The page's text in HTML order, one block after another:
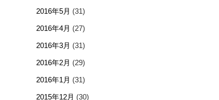
2016年5月 (31)
2016年4月 (27)
2016年3月 (31)
2016年2月 (29)
2016年1月 (31)
2015年12月 (30)